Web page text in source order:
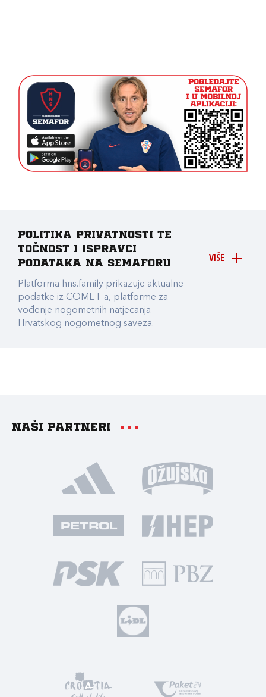
VIŠE
Politika privatnosti te
točnost i ispravci
podataka na Semaforu
Platforma hns.family prikazuje aktualne
podatke iz COMET-a, platforme za
vođenje nogometnih natjecanja
Hrvatskog nogometnog saveza.
Naši partneri